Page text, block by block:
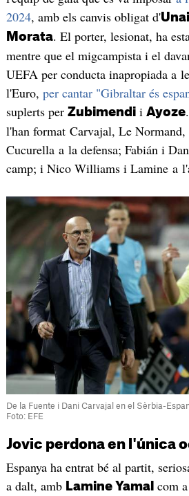
2024, amb els canvis obligat d'
Morata. El porter, lesionat, ha
mentre que el migcampista i el
UEFA per conducta inapropiada a
l'Euro, per cantar "Gibraltar és
suplerts per Zubimendii Ayoze
l'han format Carvajal, Le
Cucurella a la defensa; Fabián i
camp; i Nico Williams i Lamine a
De la Fuente i Dani Carvajal en el Sèrbia-
Foto: EFE
Jovic perdona en l'única
Espanya ha entrat bé al partit,
a dalt, amb Lamine Yamal com a